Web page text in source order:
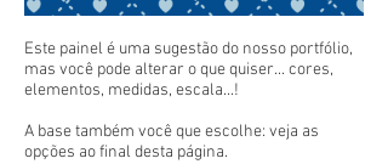
Este painel é uma sugestão do nosso portfólio,
mas você pode alterar o que quiser... cores,
elementos, medidas, escala...!
A base também você que escolhe: veja as
opções ao final desta página.